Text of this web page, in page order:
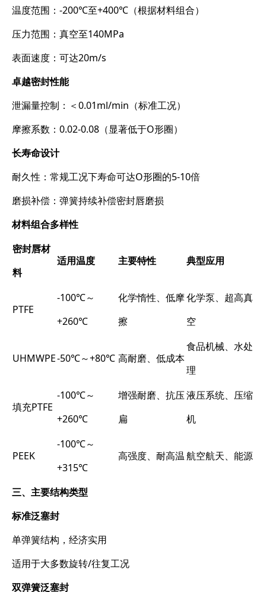
温度范围：-200℃至+400℃（根据材料组合）
压力范围：真空至140MPa
表面速度：可达20m/s
卓越密封性能
泄漏量控制：＜0.01ml/min（标准工况）
摩擦系数：0.02-0.08（显著低于O形圈）
长寿命设计
耐久性：常规工况下寿命可达O形圈的5-10倍
磨损补偿：弹簧持续补偿密封唇磨损
材料组合多样性
密封唇材
料
适用温度 主要特性 典型应用
PTFE
-100℃～
+260℃
化学惰性、低摩
擦
化学泵、超高真
空
UHMWPE-50℃～+80℃ 高耐磨、低成本
食品机械、水处
理
填充PTFE
-100℃～
+260℃
增强耐磨、抗压
扁
液压系统、压缩
机
PEEK
-100℃～
+315℃
高强度、耐高温航空航天、能源
三、主要结构类型
标准泛塞封
单弹簧结构，经济实用
适用于大多数旋转/往复工况
双弹簧泛塞封